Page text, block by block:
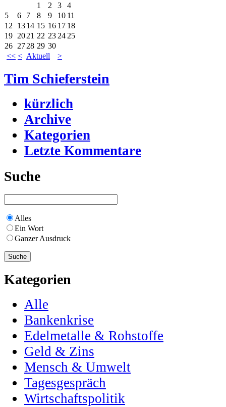
<< < Aktuell >
1 2 3
4
5
6 7 8 9 10 11
12
1314 15 16 17 18
19 2021 22 23 24 25
26 2728 29 30
Tim Schieferstein
kürzlich
Archive
Kategorien
Letzte Kommentare
Suche
Alles
Ein Wort
Ganzer Ausdruck
Kategorien
Alle
Bankenkrise
Edelmetalle & Rohstoffe
Geld & Zins
Mensch & Umwelt
Tagesgespräch
Wirtschaftspolitik